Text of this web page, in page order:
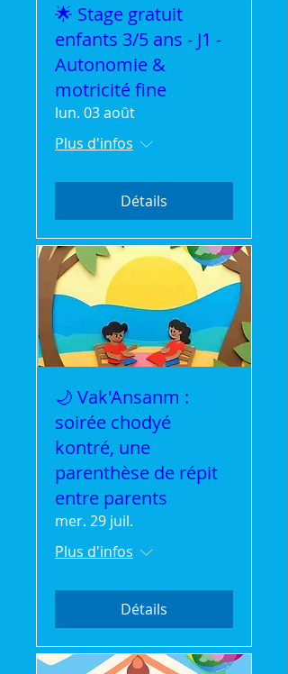
🌟 Stage gratuit
enfants 3/5 ans - J1 -
Autonomie &
motricité fine
lun. 03 août
Plus d'infos
Détails
🌙 Vak'Ansanm :
soirée chodyé
kontré, une
parenthèse de répit
entre parents
mer. 29 juil.
Plus d'infos
Détails